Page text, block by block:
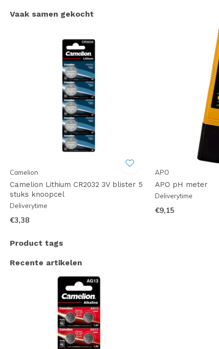
Vaak samen gekocht
Camelion
Camelion Lithium CR2032 3V blister 5
stuks knoopcel
Deliverytime
€3,38
APO
APO pH meter
Deliverytime
€9,15
Product tags
Recente artikelen